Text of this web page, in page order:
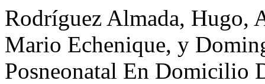
Rodríguez Almada, Hugo,
Mario Echenique, y
Posneonatal En Domicilio